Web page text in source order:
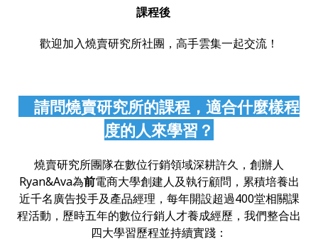
課程後
歡迎加入燒賣研究所社團，高手雲集一起交流！
請問燒賣研究所的課程，適合什麼樣程
度的人來學習？
燒賣研究所團隊在數位行銷領域深耕許久，創辦人
Ryan&Ava為前電商大學創建人及執行顧問，累積培養出
近千名廣告投手及產品經理，每年開設超過400堂相關課
程活動，歷時五年的數位行銷人才養成經歷，我們整合出
四大學習歷程並持續實踐：